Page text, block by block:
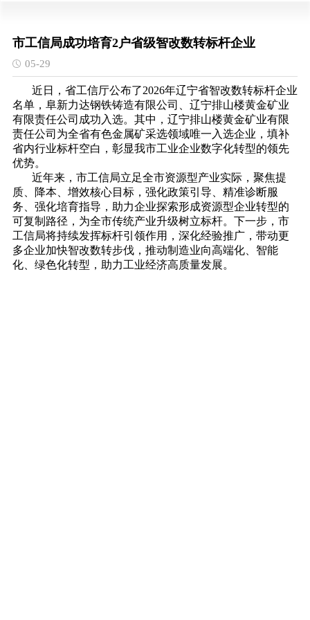
市工信局成功培育2户省级智改数转标杆企业
05-29
近日，省工信厅公布了2026年辽宁省智改数转标杆企业
名单，阜新力达钢铁铸造有限公司、辽宁排山楼黄金矿业
有限责任公司成功入选。其中，辽宁排山楼黄金矿业有限
责任公司为全省有色金属矿采选领域唯一入选企业，填补
省内行业标杆空白，彰显我市工业企业数字化转型的领先
优势。
近年来，市工信局立足全市资源型产业实际，聚焦提
质、降本、增效核心目标，强化政策引导、精准诊断服
务、强化培育指导，助力企业探索形成资源型企业转型的
可复制路径，为全市传统产业升级树立标杆。下一步，市
工信局将持续发挥标杆引领作用，深化经验推广，带动更
多企业加快智改数转步伐，推动制造业向高端化、智能
化、绿色化转型，助力工业经济高质量发展。